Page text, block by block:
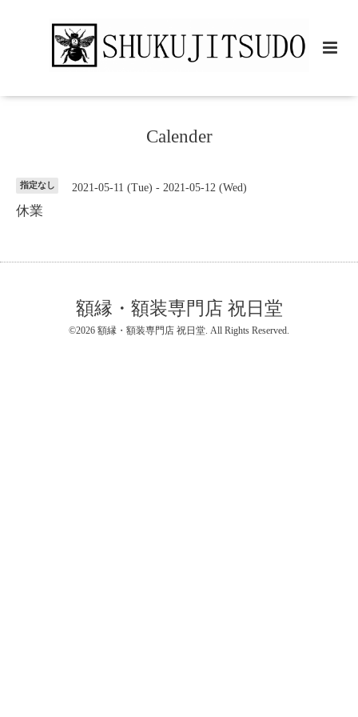
Calender
指定なし 2021-05-11 (Tue) - 2021-05-12 (Wed)
休業
額縁・額装専門店 祝日堂
©2026 額縁・額装専門店 祝日堂 . All Rights Reserved.